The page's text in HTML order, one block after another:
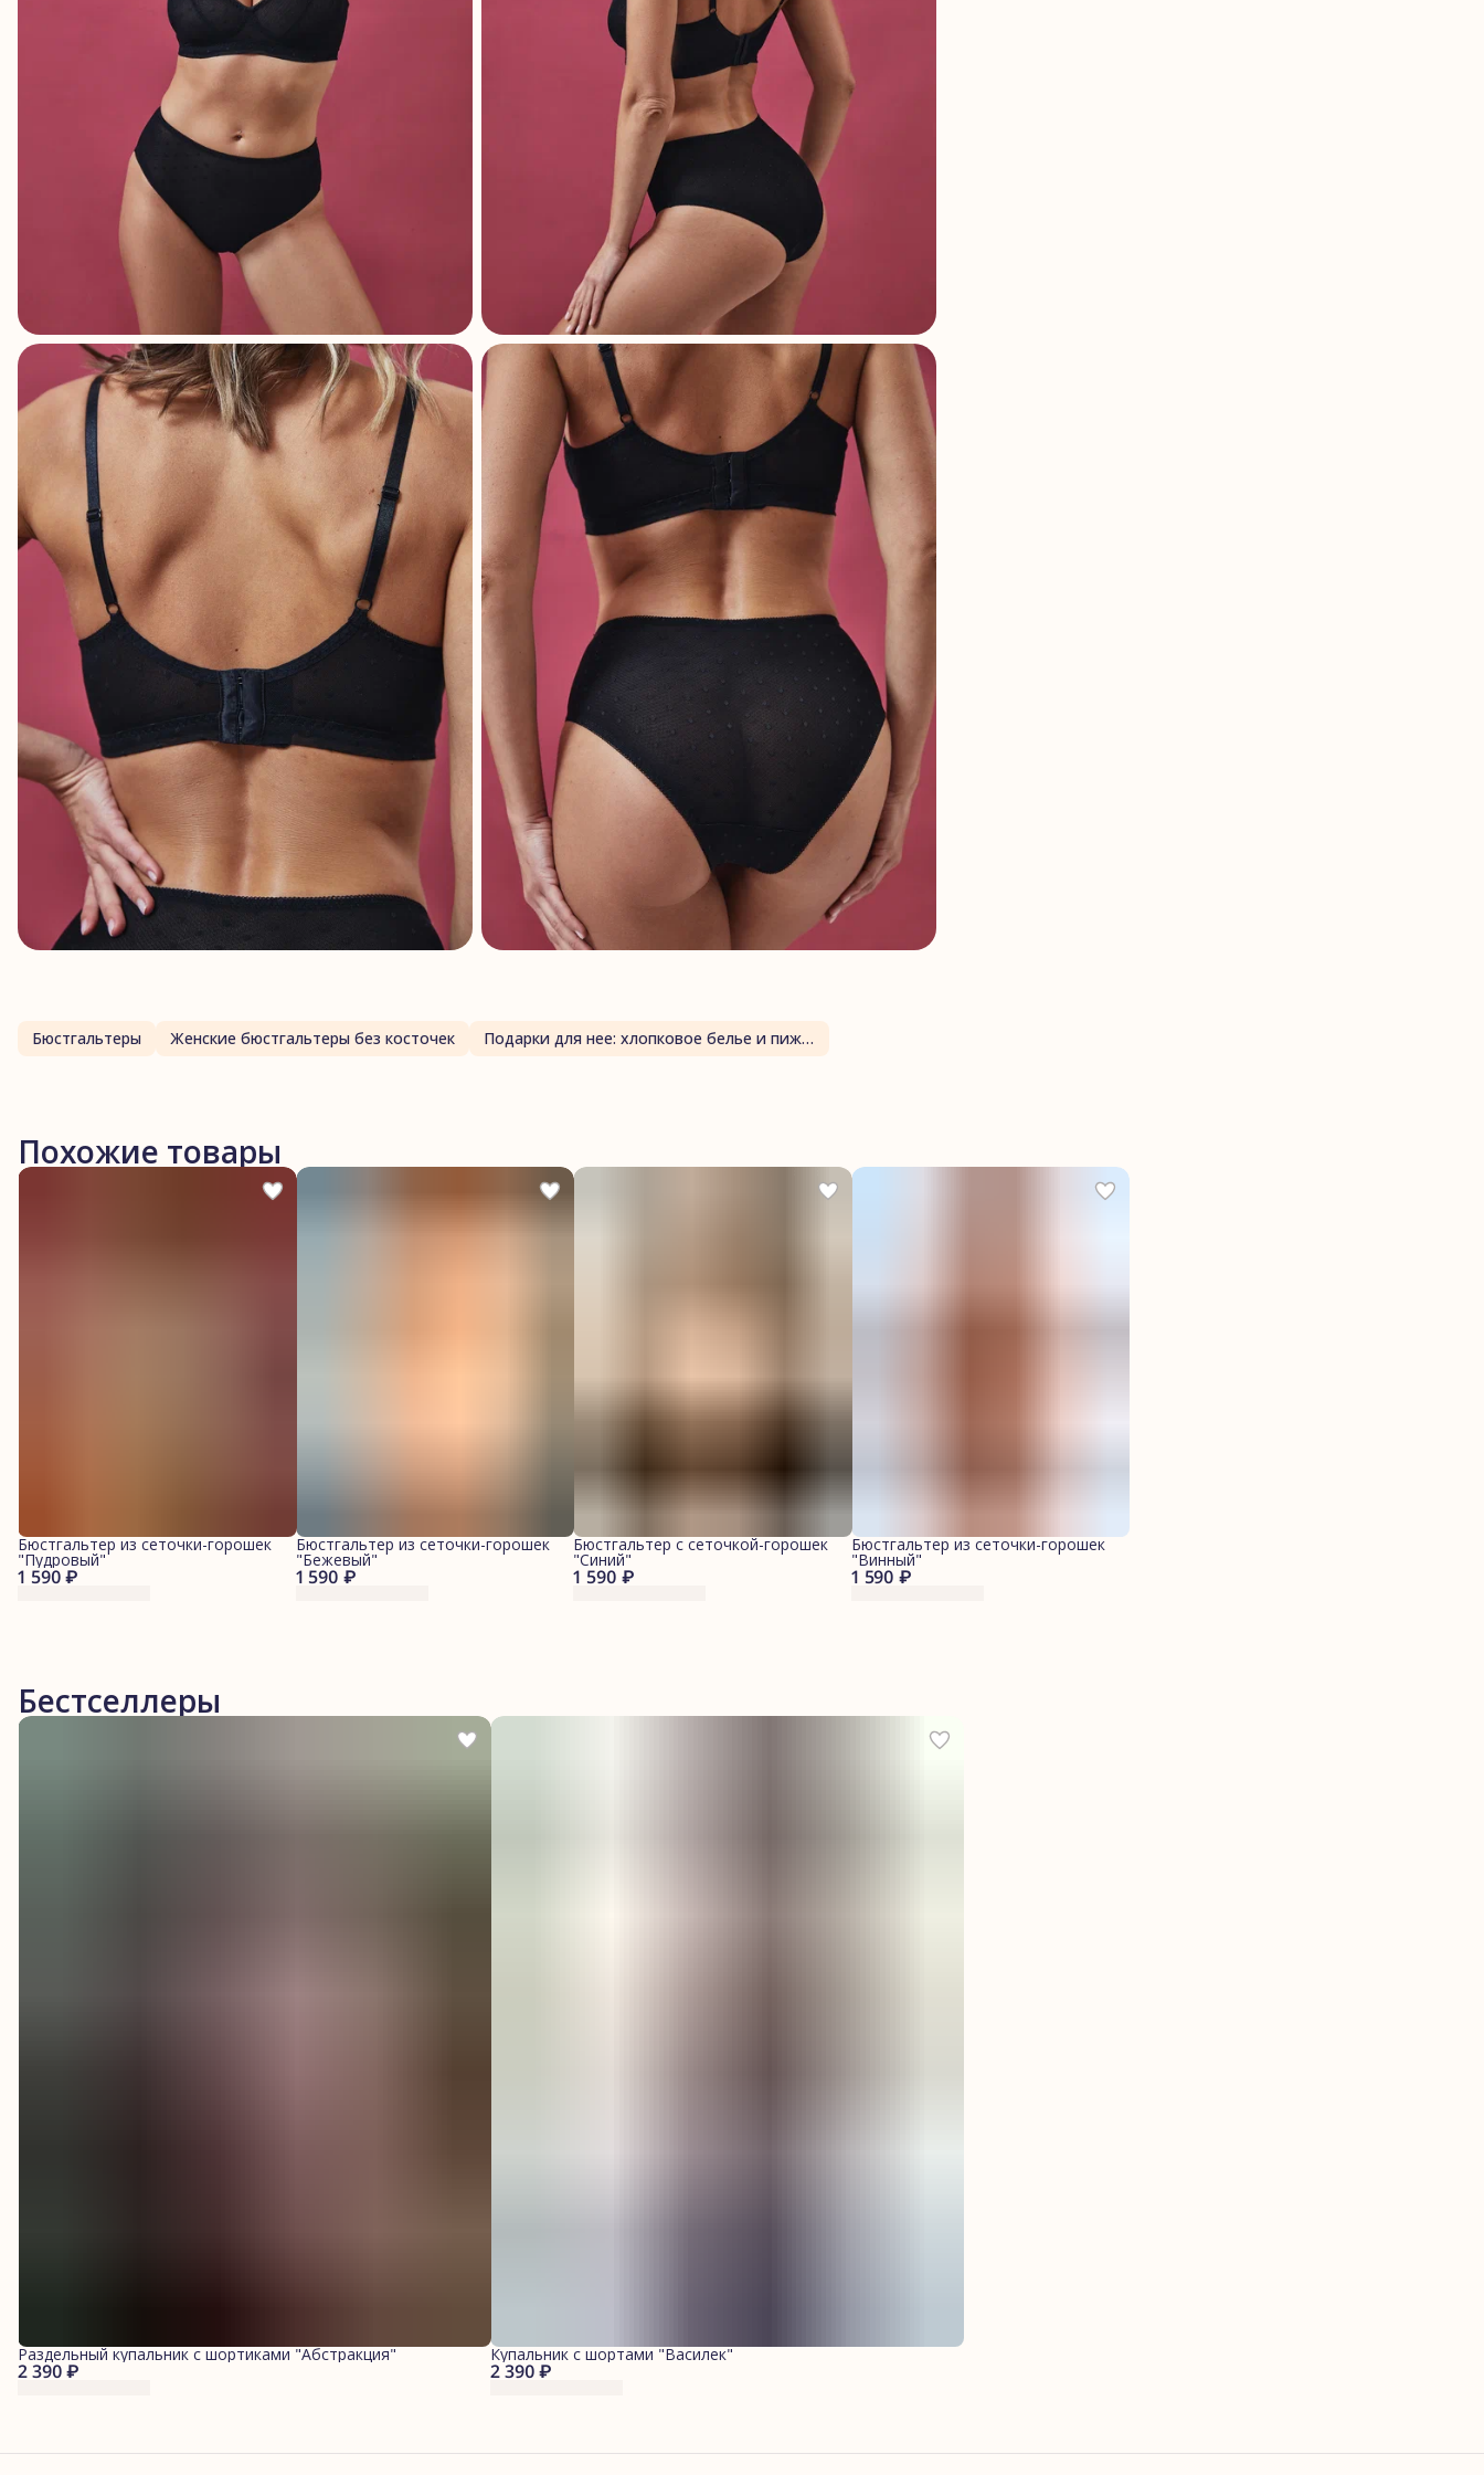
Бюстгальтеры Женские бюстгальтеры без косточек Подарки для нее: хлопковое белье и пижамы
Похожие товары
1 590 ₽
Бюстгальтер из сеточки-горошек
"Пудровый"
1 590 ₽
Бюстгальтер из сеточки-горошек
"Бежевый"
1 590 ₽
Бюстгальтер с сеточкой-горошек
"Синий"
1 590 ₽
Бюстгальтер из сеточки-горошек
"Винный"
Бестселлеры
2 390 ₽
Раздельный купальник с шортиками "Абстракция"
2 390 ₽
Купальник с шортами "Василек"